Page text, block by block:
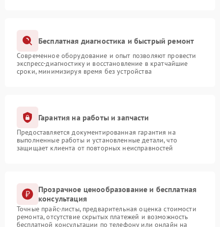
Бесплатная диагностика и быстрый ремонт
Современное оборудование и опыт позволяют провести
экспресс-диагностику и восстановление в кратчайшие
сроки, минимизируя время без устройства
Гарантия на работы и запчасти
Предоставляется документированная гарантия на
выполненные работы и установленные детали, что
защищает клиента от повторных неисправностей
Прозрачное ценообразование и бесплатная
консультация
Точные прайс-листы, предварительная оценка стоимости
ремонта, отсутствие скрытых платежей и возможность
бесплатной консультации по телефону или онлайн на